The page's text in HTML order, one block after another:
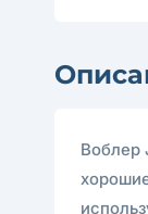
Воблер